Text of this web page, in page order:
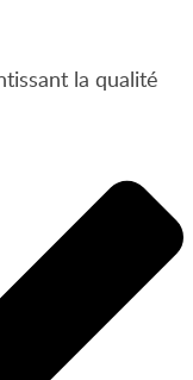
la qualité